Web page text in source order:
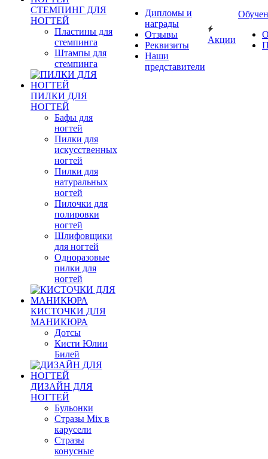
СТЕМПИНГ ДЛЯ
НОГТЕЙ
Пластины для
стемпинга
Штампы для
стемпинга
ПИЛКИ ДЛЯ
НОГТЕЙ
Бафы для
ногтей
Пилки для
искусственных
ногтей
Пилки для
натуральных
ногтей
Пилочки для
полировки
ногтей
Шлифовщики
для ногтей
Одноразовые
пилки для
ногтей
КИСТОЧКИ ДЛЯ
МАНИКЮРА
Дотсы
Кисти Юлии
Билей
ДИЗАЙН ДЛЯ
НОГТЕЙ
Бульонки
Стразы Mix в
карусели
Стразы
конусные
Дипломы и
награды
Отзывы
Реквизиты
Наши
представители
Акции